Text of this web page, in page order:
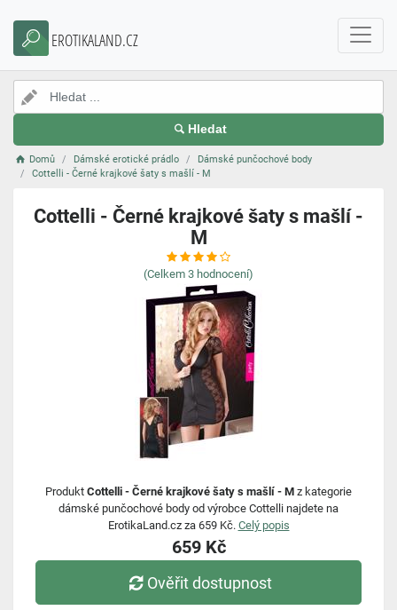
EROTIKALAND.CZ
Hledat
Domů Dámské erotické prádlo
Dámské punčochové body
Cottelli - Černé krajkové šaty s mašlí - M
Cottelli - Černé krajkové šaty s mašlí -
M
(Celkem 3 hodnocení)
Produkt Cottelli - Černé krajkové šaty s mašlí - M z kategorie
dámské punčochové body od výrobce Cottelli najdete na
ErotikaLand.cz za 659 Kč. Celý popis
659 Kč
Ověřit dostupnost